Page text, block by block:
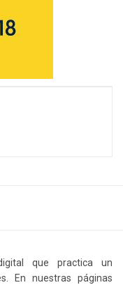
que practica un
En nuestras páginas